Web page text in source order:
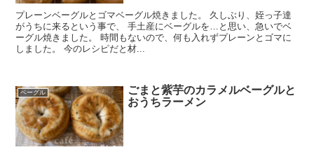
プレーンベーグルとゴマベーグル焼きました。 久しぶり、姪っ子達
がうちに来るという事で、 手土産にベーグルを…と思い、急いでベ
ーグル焼きました。 時間もないので、何も入れずプレーンとゴマに
しました。 今のレシピだと材...
ベーグル
ごまと紫芋のカラメルベーグルと
おうちラーメン